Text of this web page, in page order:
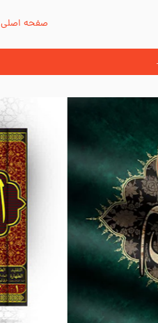
صفحه اصلی
و سنت پیامبر از منابع اهل سنت
اللّه ” به مخالفت با رسول اللّه برخاست
اربعین